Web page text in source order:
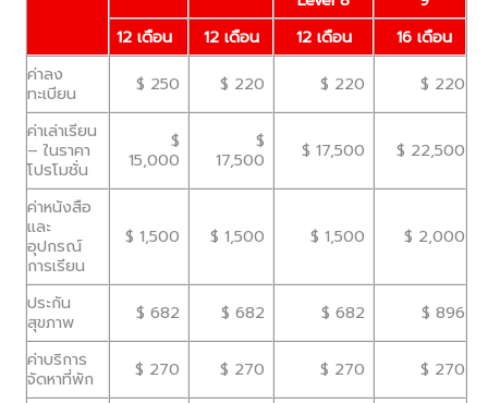
12 เดือน
12 เดือน 12 เดือน
16 เดือน
ค่าลง
ทะเบียน
$ 250 $ 220 $ 220
$ 220
ค่าเล่าเรียน
– ในราคา
โปรโมชั่น
$
15,000
$
17,500
$ 17,500 $ 22,500
ค่าหนังสือ
และ
อุปกรณ์
การเรียน
$ 1,500 $ 1,500 $ 1,500 $ 2,000
ประกัน
สุขภาพ
$ 682 $ 682 $ 682
$ 896
ค่าบริการ
จัดหาที่พัก
$ 270 $ 270 $ 270
$ 270